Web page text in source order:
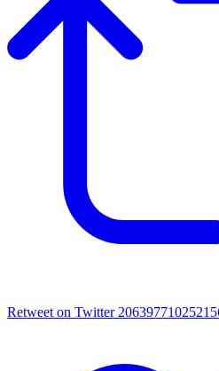
Retweet on Twitter